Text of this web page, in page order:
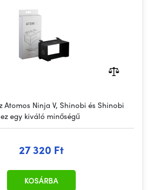
Atomos Ninja V, Shinobi és Shinobi
egy kiváló minőségű
27 320 Ft
KOSÁRBA